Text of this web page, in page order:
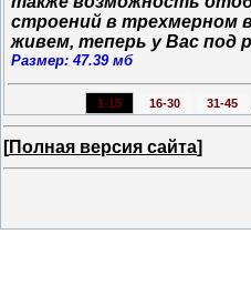
строений в трехмерном
живем, теперь у Вас под
Размер: 47.39 мб
1-15 16-30 31-45
[Полная версия сайта]